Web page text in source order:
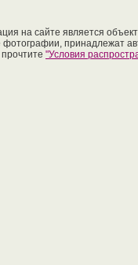
на сайте является
фотографии, принадлежат
"Условия